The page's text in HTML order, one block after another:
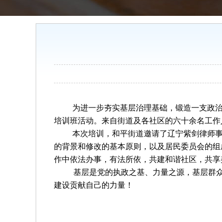
为进一步夯实基层治理基础，锻造一支政
培训班活动。来自街道及各社区的六十余名工
本次培训，和平街道邀请了辽宁紫剑律师
的背景和修改的基本原则 ， 以及 居民委员会的
作中依法办事，有法所依， 共建和谐社区，共
基层是党的执政之基、力量之源，基层群
建设贡献自己的力量！